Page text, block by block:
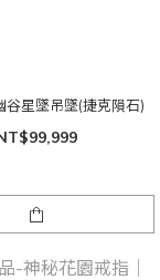
谷星墜吊墜(捷克隕石)